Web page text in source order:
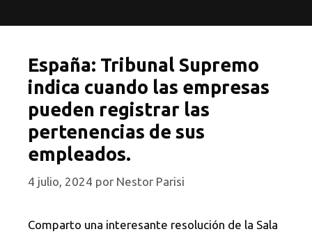
España: Tribunal Supremo
indica cuando las empresas
pueden registrar las
pertenencias de sus
empleados.
4 julio, 2024 por Nestor Parisi
Comparto una interesante resolución de la Sala